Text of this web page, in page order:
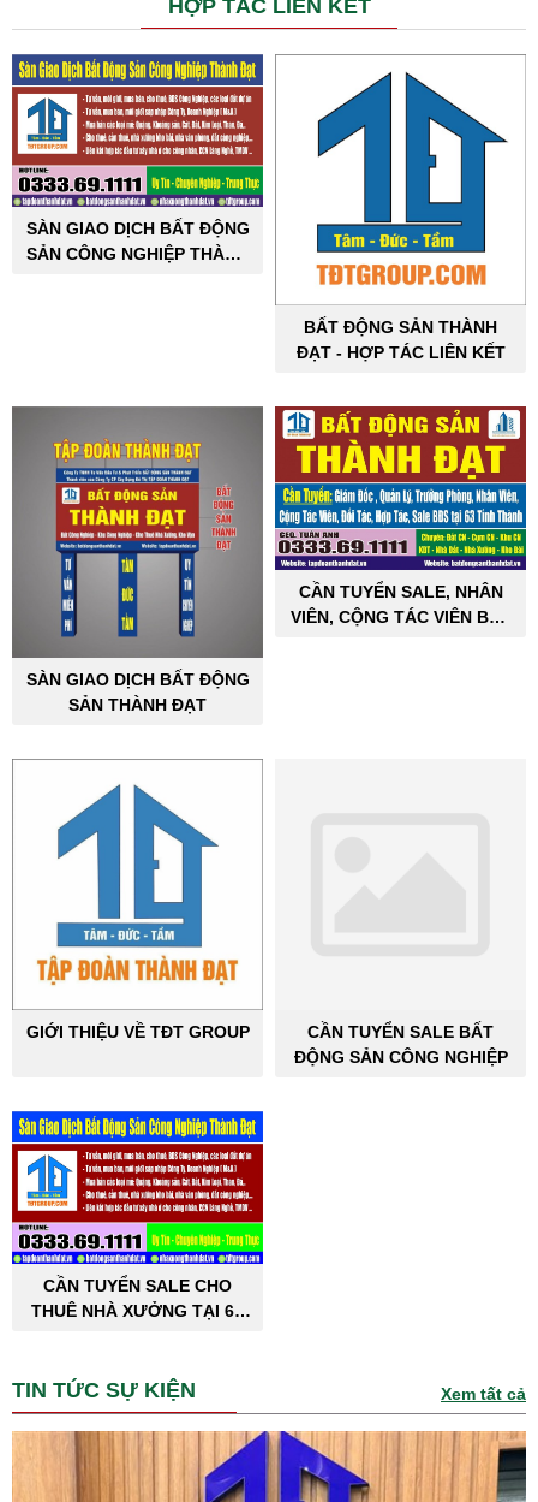
HỢP TÁC LIÊN KẾT
SÀN GIAO DỊCH BẤT ĐỘNG
SẢN CÔNG NGHIỆP THÀNH
BẤT ĐỘNG SẢN THÀNH
ĐẠT - HỢP TÁC LIÊN KẾT
SÀN GIAO DỊCH BẤT ĐỘNG
SẢN THÀNH ĐẠT
CẦN TUYỂN SALE, NHÂN
VIÊN, CỘNG TÁC VIÊN BẤT
GIỚI THIỆU VỀ TĐT GROUP
CẦN TUYỂN SALE BẤT
ĐỘNG SẢN CÔNG NGHIỆP
CẦN TUYỂN SALE CHO
THUÊ NHÀ XƯỞNG TẠI 63
TIN TỨC SỰ KIỆN Xem tất cả